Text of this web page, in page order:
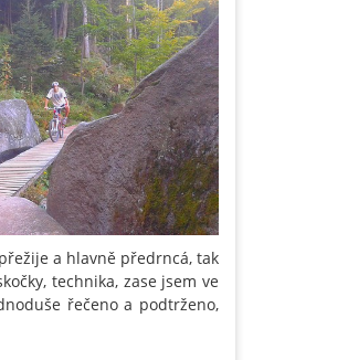
a hlavně předrncá, tak
technika, zase jsem ve
řečeno a podtrženo,